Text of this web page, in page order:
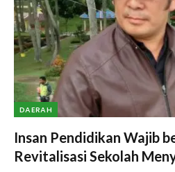
DAERAH
Insan Pendidikan Wajib
Revitalisasi Sekolah